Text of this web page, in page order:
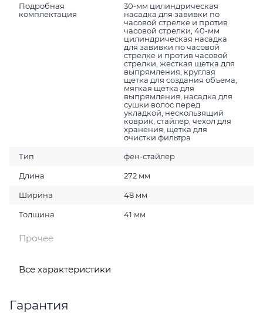
Подробная
комплектация
30-мм цилиндрическая
насадка для завивки по
часовой стрелке и против
часовой стрелки, 40-мм
цилиндрическая насадка
для завивки по часовой
стрелке и против часовой
стрелки, жесткая щетка для
выпрямления, круглая
щетка для создания объема,
мягкая щетка для
выпрямления, насадка для
сушки волос перед
укладкой, нескользящий
коврик, стайлер, чехол для
хранения, щетка для
очистки фильтра
Тип фен-стайлер
Длина 272 мм
Ширина 48 мм
Толщина 41 мм
Прочее
Все характеристики
Гарантия